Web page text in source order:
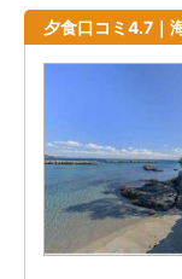
夕食口コミ4.7｜